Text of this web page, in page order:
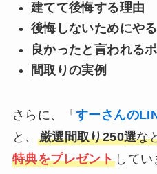
建てて後悔する理由
後悔しないためにや
良かったと言われる
間取りの実例
さらに、「 すーさんの
と、 厳選間取り250選な
特典をプレゼント してい